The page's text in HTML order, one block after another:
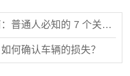
上一篇：交通事故处理指南：普通人必知的 7 个关键步骤
何确认车辆的损失？